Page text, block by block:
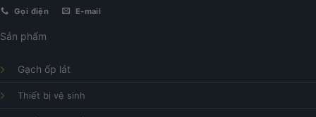
Gọi điện E-mail
Sản phẩm
Gạch ốp lát
Thiết bị vệ sinh